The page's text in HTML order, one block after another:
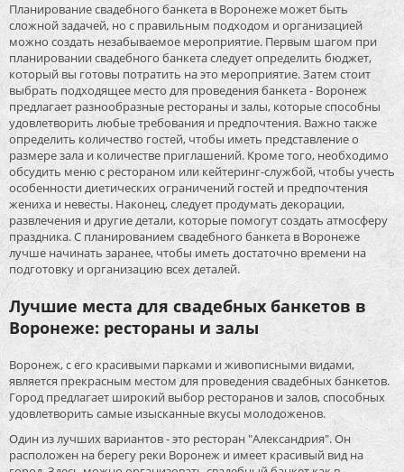
Планирование свадебного банкета в Воронеже может быть
сложной задачей, но с правильным подходом и организацией
можно создать незабываемое мероприятие. Первым шагом при
планировании свадебного банкета следует определить бюджет,
который вы готовы потратить на это мероприятие. Затем стоит
выбрать подходящее место для проведения банкета - Воронеж
предлагает разнообразные рестораны и залы, которые способны
удовлетворить любые требования и предпочтения. Важно также
определить количество гостей, чтобы иметь представление о
размере зала и количестве приглашений. Кроме того, необходимо
обсудить меню с рестораном или кейтеринг-службой, чтобы учесть
особенности диетических ограничений гостей и предпочтения
жениха и невесты. Наконец, следует продумать декорации,
развлечения и другие детали, которые помогут создать атмосферу
праздника. С планированием свадебного банкета в Воронеже
лучше начинать заранее, чтобы иметь достаточно времени на
подготовку и организацию всех деталей.
Лучшие места для свадебных банкетов в
Воронеже: рестораны и залы
Воронеж, с его красивыми парками и живописными видами,
является прекрасным местом для проведения свадебных банкетов.
Город предлагает широкий выбор ресторанов и залов, способных
удовлетворить самые изысканные вкусы молодоженов.
Один из лучших вариантов - это ресторан "Александрия". Он
расположен на берегу реки Воронеж и имеет красивый вид на